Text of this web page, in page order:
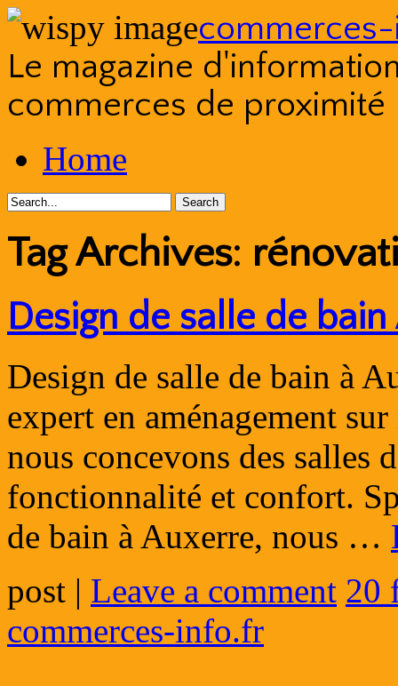
Le magazine
commerces de proximité
to
contentHome
Tag Archives:
Design de salle de
Design de salle de bain à
expert en aménagement
nous concevons des salles
fonctionnalité et confort.
de bain à Auxerre, nous …
post | Leave a comment 20
commerces-info.fr